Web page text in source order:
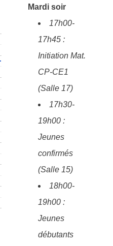
Mardi soir
17h00-
17h45 :
Initiation Mat.
CP-CE1
(Salle 17)
17h30-
19h00 :
Jeunes
confirmés
(Salle 15)
18h00-
19h00 :
Jeunes
débutants